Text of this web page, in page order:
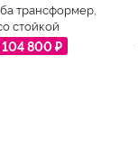
трансформер,
стойкой
104 800 ₽